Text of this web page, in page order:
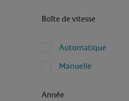
Boîte de vitesse
Automatique
Manuelle
Année